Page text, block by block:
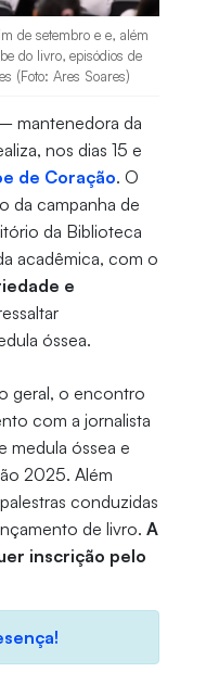
de setembro e e, além
do livro, episódios de
(Foto: Ares Soares)
mantenedora da
nos dias 15 e
de Coração. O
da campanha de
da Biblioteca
acadêmica, com o
e
óssea.
geral, o encontro
com a jornalista
medula óssea e
2025. Além
conduzidas
de livro. A
inscrição pelo